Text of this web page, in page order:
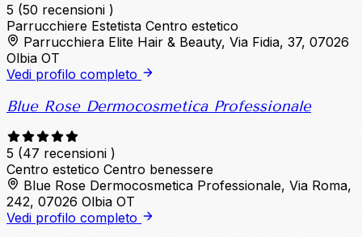
5 (50 recensioni )
Parrucchiere Estetista Centro estetico
Parrucchiera Elite Hair & Beauty, Via Fidia, 37, 07026
Olbia OT
Vedi profilo completo
Blue Rose Dermocosmetica Professionale
5 (47 recensioni )
Centro estetico Centro benessere
Blue Rose Dermocosmetica Professionale, Via Roma,
242, 07026 Olbia OT
Vedi profilo completo